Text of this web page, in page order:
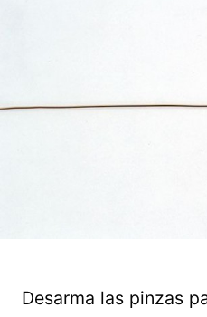
Desarma las pinzas